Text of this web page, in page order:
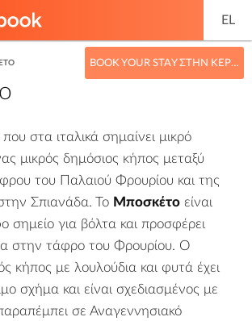
EL
BOOK YOUR STAY ΣΤΗΝ ΚΈΡΚΥΡΑ
στα ιταλικά σημαίνει μικρό
μικρός δημόσιος κήπος μεταξύ
του Παλαιού Φρουρίου και της
Σπιανάδα. Το Μποσκέτο είναι
σημείο για βόλτα και προσφέρει
στην τάφρο του Φρουρίου. Ο
κήπος με λουλούδια και φυτά έχει
σχήμα και είναι σχεδιασμένος με
σε Αναγεννησιακό